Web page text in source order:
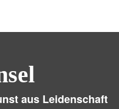
aus Leidenschaft